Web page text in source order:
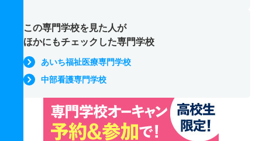
この専門学校を見た人が
ほかにもチェックした専門学校
あいち福祉医療専門学校
中部看護専門学校